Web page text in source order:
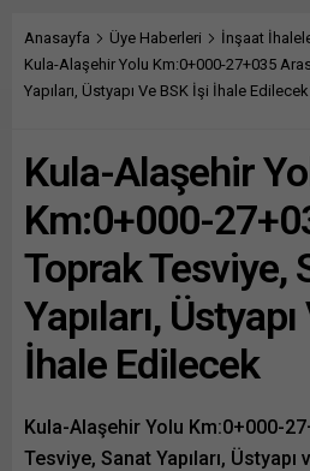
Anasayfa Üye Haberleri
İnşaat
Kula-Alaşehir Yolu Km:0+000-27+035
Yapıları, Üstyapı Ve BSK İşi İhale Edilecek
Kula-Alaşehir
Km:0+000-
Toprak Tesviye,
Yapıları,
İhale Edilecek
Kula-Alaşehir Yolu Km:0+000-
Tesviye, Sanat Yapıları, Üstyapı